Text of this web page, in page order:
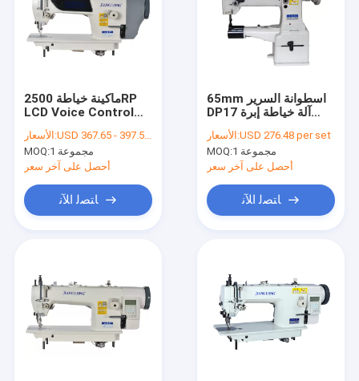
ماكينة خياطة 2500RP
LCD Voice Control
0303
الأسعار:USD 367.65 - 397.59 per set
MOQ:
1 مجموعة
أحصل على آخر سعر
ﺎﺘﺼﻟ ﺍﻶﻧ
65mm اسطوانة السرير
DP17 آلة خياطة إبرة
واحدة للمواد السميكة
الأسعار:USD 276.48 per set
MOQ:
1 مجموعة
أحصل على آخر سعر
ﺎﺘﺼﻟ ﺍﻶﻧ